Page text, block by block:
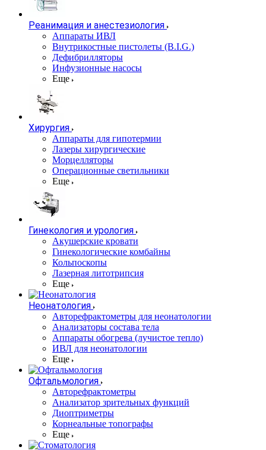
Реанимация и анестезиология
Аппараты ИВЛ
Внутрикостные пистолеты (B.I.G.)
Дефибрилляторы
Инфузионные насосы
Еще
Хирургия
Аппараты для гипотермии
Лазеры хирургические
Морцелляторы
Операционные светильники
Еще
Гинекология и урология
Акушерские кровати
Гинекологические комбайны
Кольпоскопы
Лазерная литотрипсия
Еще
Неонатология
Авторефрактометры для неонатологии
Анализаторы состава тела
Аппараты обогрева (лучистое тепло)
ИВЛ для неонатологии
Еще
Офтальмология
Авторефрактометры
Анализатор зрительных функций
Диоптриметры
Корнеальные топографы
Еще